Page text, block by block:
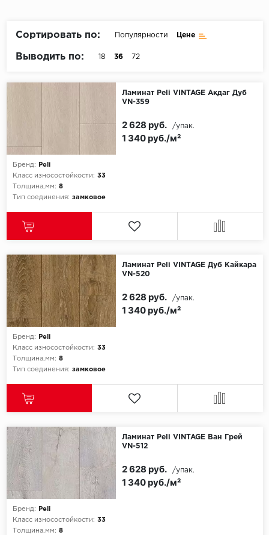
CronaFloor
Dolce Flooring
EcoClick
Сортировать по: Популярности Цене
Выводить по: 18 36 72
Ламинат Peli VINTAGE Акдаг Дуб
VN-359
Бренд:
Peli
Класс износостойкости: 33
Толщина,мм: 8
Тип соединения: замковое
1 340 руб./м²
2 628 руб. /упак.
Ламинат Peli VINTAGE Дуб Кайкара
VN-520
Бренд:
Peli
Класс износостойкости: 33
Толщина,мм: 8
Тип соединения: замковое
1 340 руб./м²
2 628 руб. /упак.
Ламинат Peli VINTAGE Ван Грей
VN-512
Бренд:
Peli
Класс износостойкости: 33
Толщина,мм: 8
1 340 руб./м²
2 628 руб. /упак.